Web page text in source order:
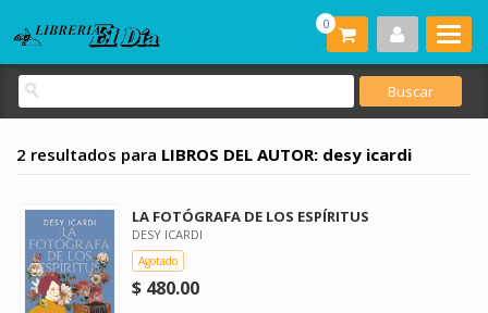
0
2 resultados para LIBROS DEL AUTOR: desy icardi
LA FOTÓGRAFA DE LOS ESPÍRITUS
DESY ICARDI
Agotado
$ 480.00